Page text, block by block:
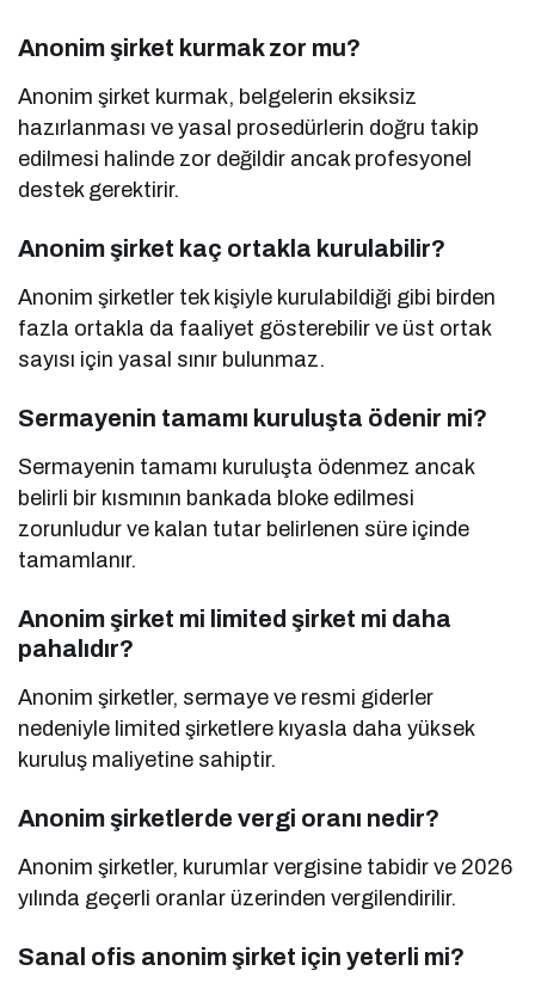
Anonim şirket kurmak zor mu?
Anonim şirket kurmak, belgelerin eksiksiz
hazırlanması ve yasal prosedürlerin doğru takip
edilmesi halinde zor değildir ancak profesyonel
destek gerektirir.
Anonim şirket kaç ortakla kurulabilir?
Anonim şirketler tek kişiyle kurulabildiği gibi birden
fazla ortakla da faaliyet gösterebilir ve üst ortak
sayısı için yasal sınır bulunmaz.
Sermayenin tamamı kuruluşta ödenir mi?
Sermayenin tamamı kuruluşta ödenmez ancak
belirli bir kısmının bankada bloke edilmesi
zorunludur ve kalan tutar belirlenen süre içinde
tamamlanır.
Anonim şirket mi limited şirket mi daha
pahalıdır?
Anonim şirketler, sermaye ve resmi giderler
nedeniyle limited şirketlere kıyasla daha yüksek
kuruluş maliyetine sahiptir.
Anonim şirketlerde vergi oranı nedir?
Anonim şirketler, kurumlar vergisine tabidir ve 2026
yılında geçerli oranlar üzerinden vergilendirilir.
Sanal ofis anonim şirket için yeterli mi?